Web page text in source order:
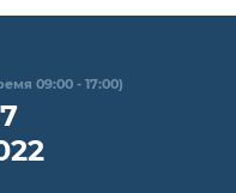
09:00 - 17:00)